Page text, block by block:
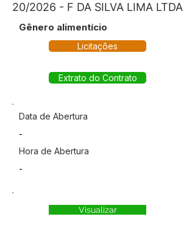
20/2026 - F DA SILVA LIMA LTDA
Gênero alimentício
Licitações
Extrato do Contrato
Data de Abertura
-
Hora de Abertura
-
Visualizar